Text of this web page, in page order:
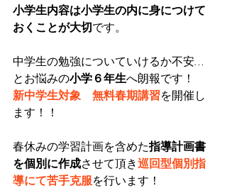
小学生内容は小学生の内に身につけて
おくことが大切 です。
中学生の勉強についていけるか不安…
とお悩みの小学６年生へ朗報です！
新中学生対象　無料春期講習を開催し
ます！！
春休みの学習計画を含めた指導計画書
を個別に作成させて頂き巡回型個別指
導にて苦手克服を行います！